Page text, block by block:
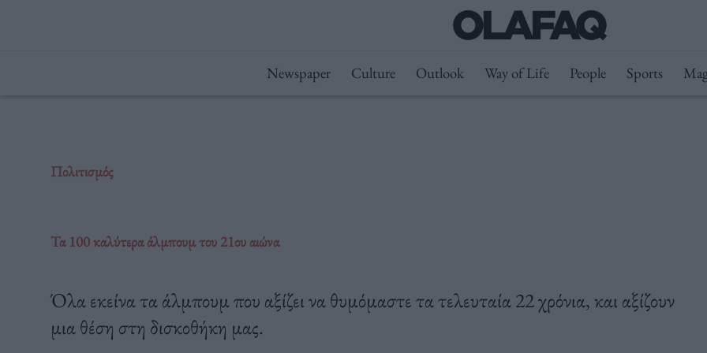
Newspaper Culture Outlook Way of Life People Sports
Πολιτισμός
Τα 100 καλύτερα άλμπουμ του 21ου αιώνα
Όλα εκείνα τα άλμπουμ που αξίζει να θυμόμαστε τα τελευταία 22 χρόνια, και αξίζουν
μια θέση στη δισκοθήκη μας.